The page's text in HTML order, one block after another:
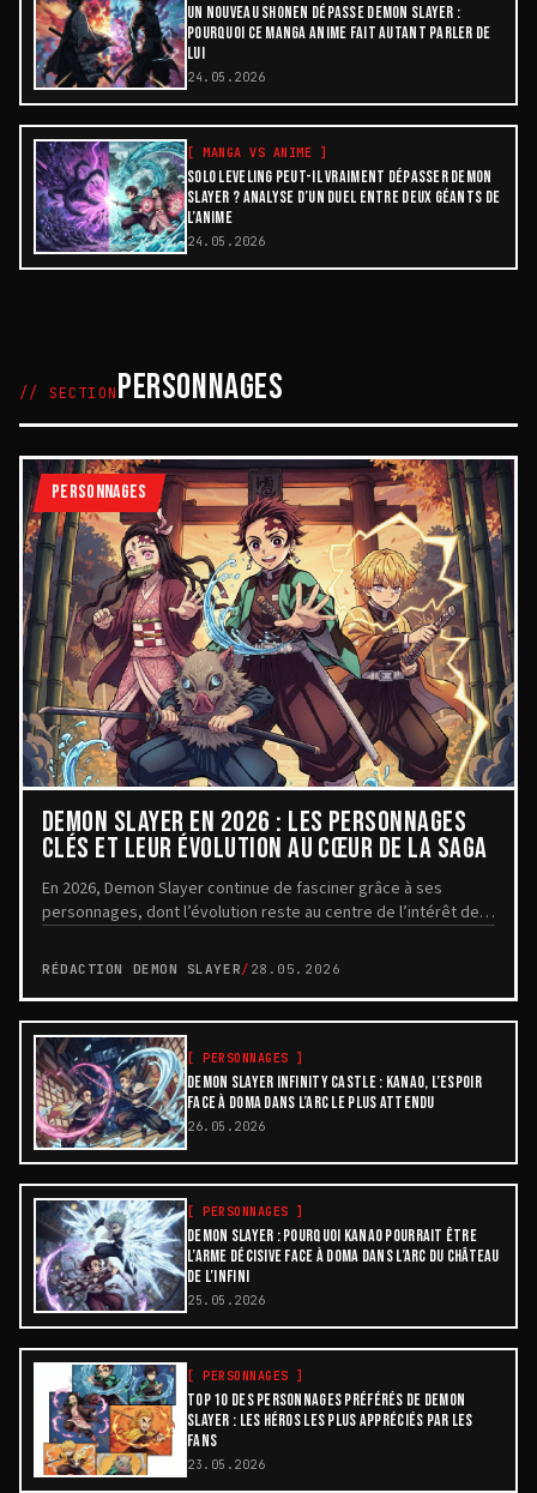
UN NOUVEAU SHONEN DÉPASSE DEMON SLAYER :
POURQUOI CE MANGA ANIME FAIT AUTANT PARLER DE
LUI
24.05.2026
[ MANGA VS ANIME ]
SOLO LEVELING PEUT-IL VRAIMENT DÉPASSER DEMON
SLAYER ? ANALYSE D’UN DUEL ENTRE DEUX GÉANTS DE
L’ANIME
24.05.2026
// SECTIONPERSONNAGES
PERSONNAGES
DEMON SLAYER EN 2026 : LES PERSONNAGES
CLÉS ET LEUR ÉVOLUTION AU CŒUR DE LA SAGA
En 2026, Demon Slayer continue de fasciner grâce à ses
personnages, dont l’évolution reste au centre de l’intérêt des
RÉDACTION DEMON SLAYER/ 28.05.2026
[ PERSONNAGES ]
DEMON SLAYER INFINITY CASTLE : KANAO, L’ESPOIR
FACE À DOMA DANS L’ARC LE PLUS ATTENDU
26.05.2026
[ PERSONNAGES ]
DEMON SLAYER : POURQUOI KANAO POURRAIT ÊTRE
L’ARME DÉCISIVE FACE À DOMA DANS L’ARC DU CHÂTEAU
DE L’INFINI
25.05.2026
[ PERSONNAGES ]
TOP 10 DES PERSONNAGES PRÉFÉRÉS DE DEMON
SLAYER : LES HÉROS LES PLUS APPRÉCIÉS PAR LES
FANS
23.05.2026